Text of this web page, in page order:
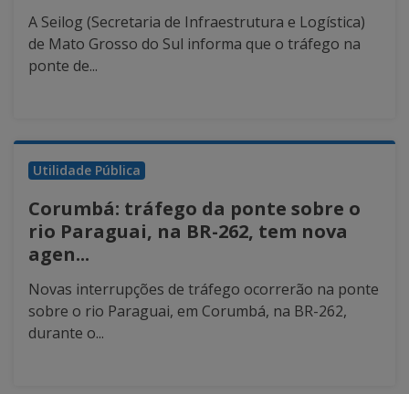
A Seilog (Secretaria de Infraestrutura e Logística)
de Mato Grosso do Sul informa que o tráfego na
ponte de...
Utilidade Pública
Corumbá: tráfego da ponte sobre o
rio Paraguai, na BR-262, tem nova
agen...
Novas interrupções de tráfego ocorrerão na ponte
sobre o rio Paraguai, em Corumbá, na BR-262,
durante o...